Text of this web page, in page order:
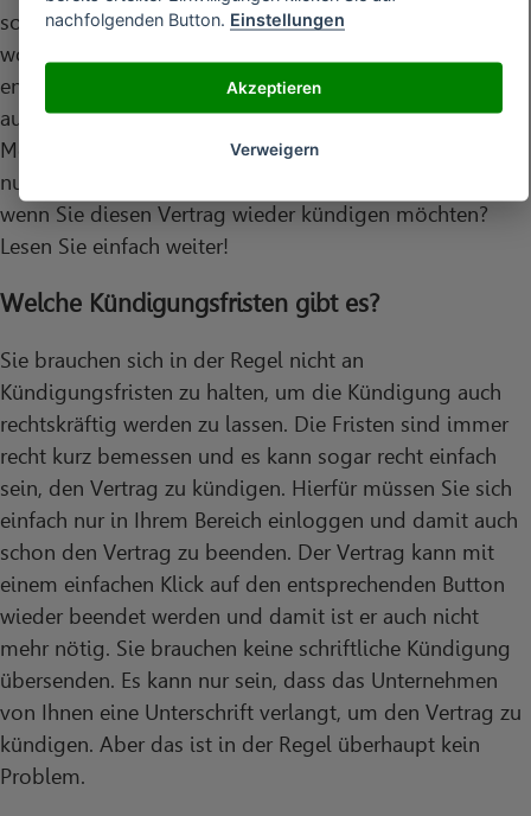
sollte so sein, wenn Sie einen guten Namen nutzen
wollen, der auch aussagekräftig ist. Viele Unternehmer
entscheiden sich für diese Möglichkeit und wissen diese
auch sehr gut zu nutzen. Denn nur dank einer solchen
Möglichkeit ist auch vieles einfacher. Denn die Seite ist
nur dann auch wirklich aussagefähig. Aber was passiert,
wenn Sie diesen Vertrag wieder kündigen möchten?
Lesen Sie einfach weiter!
Welche Kündigungsfristen gibt es?
Sie brauchen sich in der Regel nicht an
Kündigungsfristen zu halten, um die Kündigung auch
rechtskräftig werden zu lassen. Die Fristen sind immer
recht kurz bemessen und es kann sogar recht einfach
sein, den Vertrag zu kündigen. Hierfür müssen Sie sich
einfach nur in Ihrem Bereich einloggen und damit auch
schon den Vertrag zu beenden. Der Vertrag kann mit
einem einfachen Klick auf den entsprechenden Button
wieder beendet werden und damit ist er auch nicht
mehr nötig. Sie brauchen keine schriftliche Kündigung
übersenden. Es kann nur sein, dass das Unternehmen
von Ihnen eine Unterschrift verlangt, um den Vertrag zu
kündigen. Aber das ist in der Regel überhaupt kein
Problem.
nachfolgenden Button. Einstellungen
Akzeptieren
Verweigern